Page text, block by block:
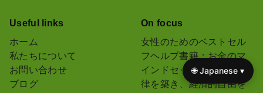
Useful links
ホーム
私たちについて
お問い合わせ
ブログ
On focus
女性のためのベストセル
フヘルプ書籍：お金のマ
インドセットを変え、規
律を築き、経済的自由を
🌐 Japanese ▾